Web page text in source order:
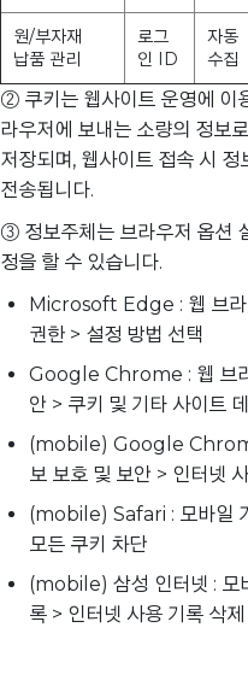
원/부자재
납품 관리
로그
인 ID
자동
수집
② 쿠키는 웹사이트 운영에
라우저에 보내는 소량의 정보
저장되며, 웹사이트 접속 시
전송됩니다.
③ 정보주체는 브라우저 옵션
정을 할 수 있습니다.
Microsoft Edge : 웹 브라
권한 > 설정 방법 선택
Google Chrome : 웹 브
안 > 쿠키 및 기타 사이트
(mobile) Google
보 보호 및 보안 > 인터넷
(mobile) Safari : 모바일
모든 쿠키 차단
(mobile) 삼성 인터넷 : 모
록 > 인터넷 사용 기록 삭제